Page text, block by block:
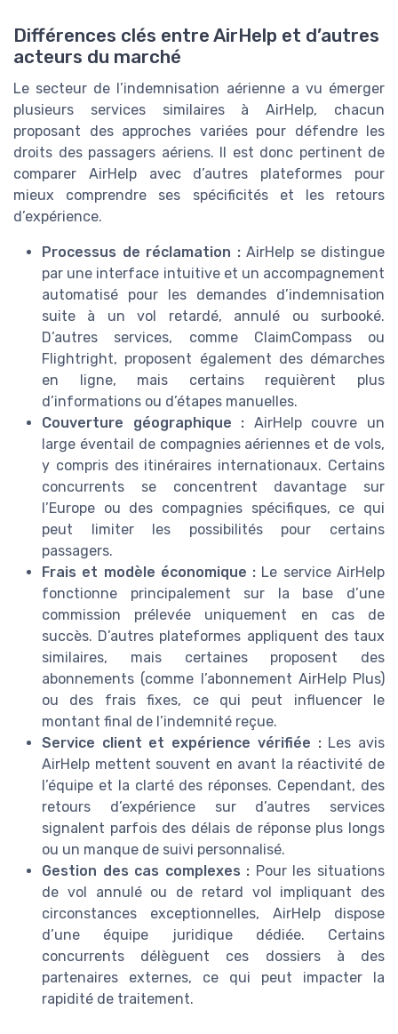
Différences clés entre AirHelp et d’autres
acteurs du marché
Le secteur de l’indemnisation aérienne a vu émerger
plusieurs services similaires à AirHelp, chacun
proposant des approches variées pour défendre les
droits des passagers aériens. Il est donc pertinent de
comparer AirHelp avec d’autres plateformes pour
mieux comprendre ses spécificités et les retours
d’expérience.
Processus de réclamation :AirHelp se distingue
par une interface intuitive et un accompagnement
automatisé pour les demandes d’indemnisation
suite à un vol retardé, annulé ou surbooké.
D’autres services, comme ClaimCompass ou
Flightright, proposent également des démarches
en ligne, mais certains requièrent plus
d’informations ou d’étapes manuelles.
Couverture géographique : AirHelp couvre un
large éventail de compagnies aériennes et de vols,
y compris des itinéraires internationaux. Certains
concurrents se concentrent davantage sur
l’Europe ou des compagnies spécifiques, ce qui
peut limiter les possibilités pour certains
passagers.
Frais et modèle économique : Le service AirHelp
fonctionne principalement sur la base d’une
commission prélevée uniquement en cas de
succès. D’autres plateformes appliquent des taux
similaires, mais certaines proposent des
abonnements (comme l’abonnement AirHelp Plus)
ou des frais fixes, ce qui peut influencer le
montant final de l’indemnité reçue.
Service client et expérience vérifiée :Les avis
AirHelp mettent souvent en avant la réactivité de
l’équipe et la clarté des réponses. Cependant, des
retours d’expérience sur d’autres services
signalent parfois des délais de réponse plus longs
ou un manque de suivi personnalisé.
Gestion des cas complexes : Pour les situations
de vol annulé ou de retard vol impliquant des
circonstances exceptionnelles, AirHelp dispose
d’une équipe juridique dédiée. Certains
concurrents délèguent ces dossiers à des
partenaires externes, ce qui peut impacter la
rapidité de traitement.